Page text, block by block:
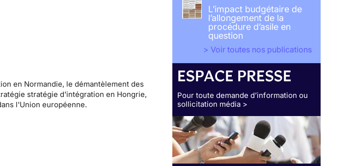
en Normandie, le démantèlement des
stratégie d'intégration en Hongrie,
l'Union européenne.
L’impact budgétaire de
l’allongement de la
procédure d’asile en
question
> Voir toutes nos publications
ESPACE PRESSE
Pour toute demande d’information ou
sollicitation média >